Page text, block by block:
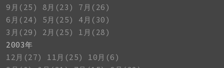
9月(25)
8月(23)
7月(26)
6月(24)
5月(25)
4月(30)
3月(29)
2月(25)
1月(28)
2003年
12月(27)
11月(25)
10月(6)